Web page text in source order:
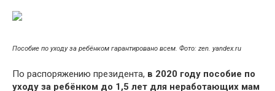
Пособие по уходу за ребёнком гарантировано всем. Фото: zen. yandex.ru
По распоряжению президента, в 2020 году пособие по
уходу за ребёнком до 1,5 лет для неработающих мам